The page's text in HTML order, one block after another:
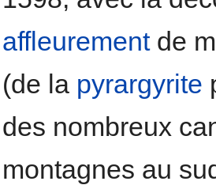
affleurementde
(de la pyrargyrite
des nombreux
montagnes au